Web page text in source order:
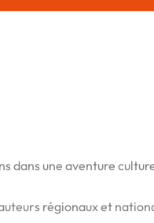
dans une aventure
régionaux et